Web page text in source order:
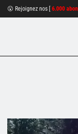
😮 Rejoignez nos [ 6.000